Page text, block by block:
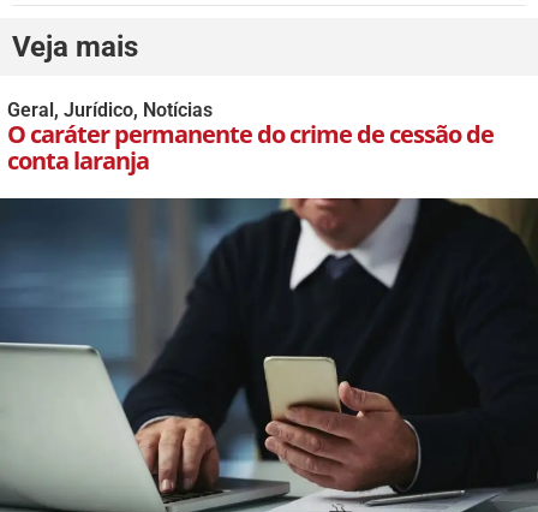
Veja mais
Geral, Jurídico, Notícias
O caráter permanente do crime de cessão de
conta laranja